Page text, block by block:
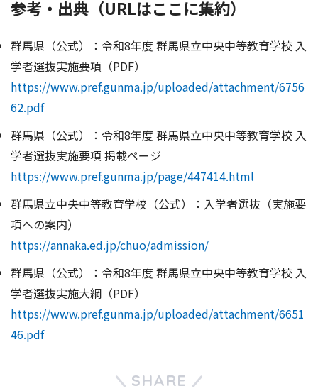
参考・出典（URLはここに集約）
群馬県（公式）：令和8年度 群馬県立中央中等教育学校 入
学者選抜実施要項（PDF）
https://www.pref.gunma.jp/uploaded/attachment/6756
62.pdf
群馬県（公式）：令和8年度 群馬県立中央中等教育学校 入
学者選抜実施要項 掲載ページ
https://www.pref.gunma.jp/page/447414.html
群馬県立中央中等教育学校（公式）：入学者選抜（実施要
項への案内）
https://annaka.ed.jp/chuo/admission/
群馬県（公式）：令和8年度 群馬県立中央中等教育学校 入
学者選抜実施大綱（PDF）
https://www.pref.gunma.jp/uploaded/attachment/6651
46.pdf
SHARE